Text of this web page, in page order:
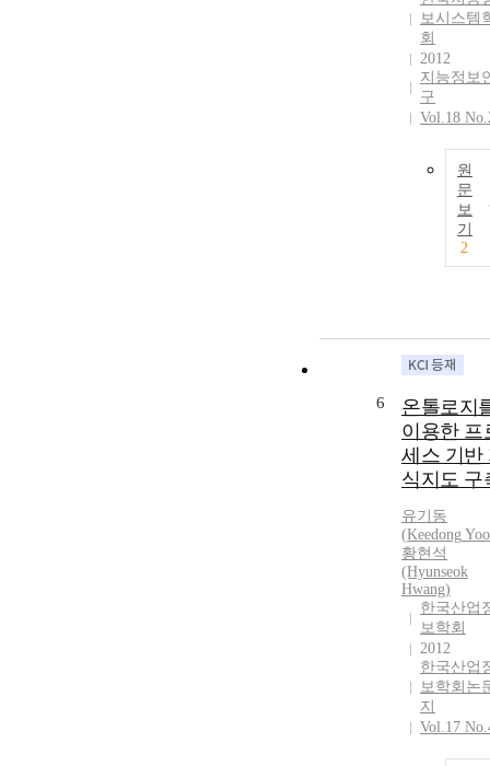
보시스템
회
2012
지능정보
구
Vol.18
원
문
보
기
2
6
온톨로지
이용한 프
세스 기반
식지도 구
유기동
(Keedong Yoo
황현석
(Hyunseok
Hwang)
한국산업
보학회
2012
한국산업
보학회논
지
Vol.17